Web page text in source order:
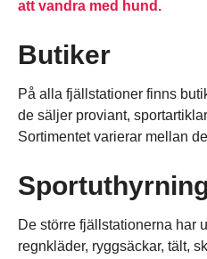
att vandra med hund.
Butiker
På alla fjällstationer finns
de säljer proviant,
Sortimentet varierar mellan
De större fjällstationerna har
regnkläder, ryggsäckar, tält,